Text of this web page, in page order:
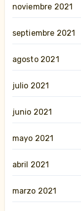
noviembre 2021
septiembre 2021
agosto 2021
julio 2021
junio 2021
mayo 2021
abril 2021
marzo 2021